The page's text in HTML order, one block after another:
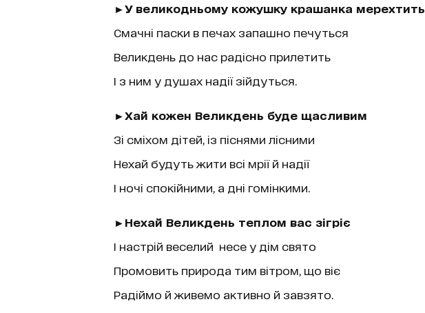
►У великодньому кожушку крашанка мерехтить
Смачні паски в печах запашно печуться
Великдень до нас радісно прилетить
І з ним у душах надії зійдуться.
►Хай кожен Великдень буде щасливим
Зі сміхом дітей, із піснями лісними
Нехай будуть жити всі мрії й надії
І ночі спокійними, а дні гомінкими.
►Нехай Великдень теплом вас зігріє
І настрій веселий несе у дім свято
Промовить природа тим вітром, що віє
Радіймо й живемо активно й завзято.